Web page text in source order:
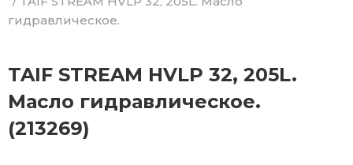
гидравлическое.
TAIF STREAM HVLP 32, 205L.
Масло гидравлическое.
(213269)